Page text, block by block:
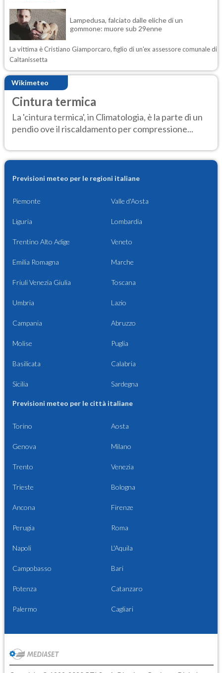
Lampedusa, falciato dalle eliche di un
gommone: muore sub 29enne
La vittima è Cristiano Giamporcaro, figlio di un'ex assessore comunale di
Caltanissetta
Wikimeteo
Cintura termica
La 'cintura termica', in Climatologia, è la parte di un
pendio ove il riscaldamento per compressione...
Previsioni meteo per le regioni italiane
Piemonte Valle d'Aosta
Liguria Lombardia
Trentino Alto Adige Veneto
Emilia Romagna Marche
Friuli Venezia Giulia Toscana
Umbria Lazio
Campania Abruzzo
Molise Puglia
Basilicata Calabria
Sicilia Sardegna
Previsioni meteo per le città italiane
Torino Aosta
Genova Milano
Trento Venezia
Trieste Bologna
Ancona Firenze
Perugia Roma
Napoli L'Aquila
Campobasso Bari
Potenza Catanzaro
Palermo Cagliari